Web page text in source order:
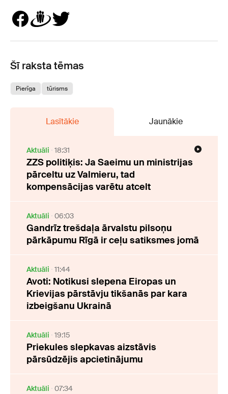
Šī raksta tēmas
Pierīga tūrisms
Lasītākie Jaunākie
Aktuāli 18:31
ZZS politiķis: Ja Saeimu un ministrijas
pārceltu uz Valmieru, tad
kompensācijas varētu atcelt
Aktuāli 06:03
Gandrīz trešdaļa ārvalstu pilsoņu
pārkāpumu Rīgā ir ceļu satiksmes jomā
Aktuāli 11:44
Avoti: Notikusi slepena Eiropas un
Krievijas pārstāvju tikšanās par kara
izbeigšanu Ukrainā
Aktuāli 19:15
Priekules slepkavas aizstāvis
pārsūdzējis apcietinājumu
Aktuāli 07:34